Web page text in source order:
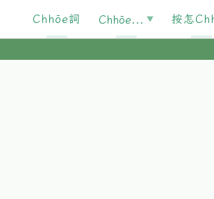
Chhōe詞 Chhōe... 按怎